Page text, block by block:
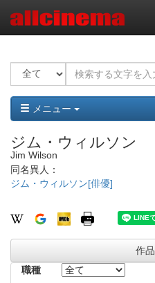
メニュー
ジム・ウィルソン
Jim Wilson
同名異人：
ジム・ウィルソン[俳優]
作品
職種